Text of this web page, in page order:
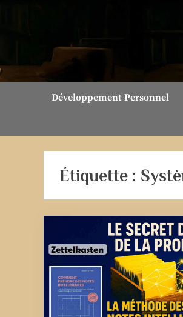
Développement Personnel
Étiquette :